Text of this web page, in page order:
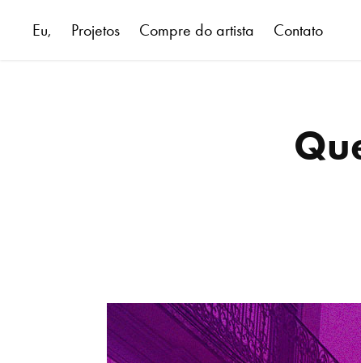
Eu, Projetos Compre do artista Contato